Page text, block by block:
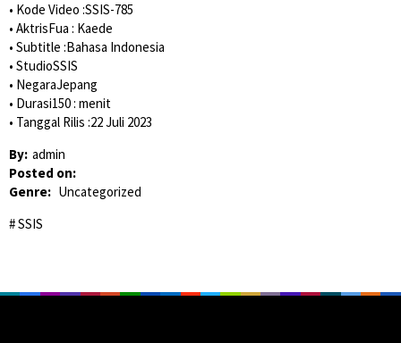
• Kode Video :SSIS-785
• AktrisFua : Kaede
• Subtitle :Bahasa Indonesia
• StudioSSIS
• NegaraJepang
• Durasi150 : menit
• Tanggal Rilis :22 Juli 2023
By: admin
Posted on:
Genre: Uncategorized
SSIS